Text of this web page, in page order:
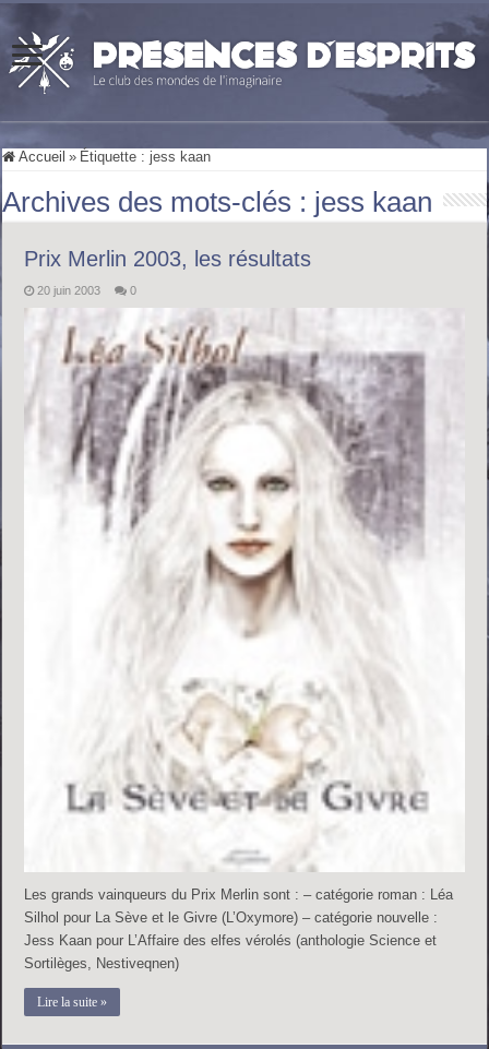
Accueil » Étiquette : jess kaan
Archives des mots-clés : jess kaan
Prix Merlin 2003, les résultats
20 juin 2003 0
Les grands vainqueurs du Prix Merlin sont : – catégorie roman : Léa
Silhol pour La Sève et le Givre (L’Oxymore) – catégorie nouvelle :
Jess Kaan pour L’Affaire des elfes vérolés (anthologie Science et
Sortilèges, Nestiveqnen)
Lire la suite »